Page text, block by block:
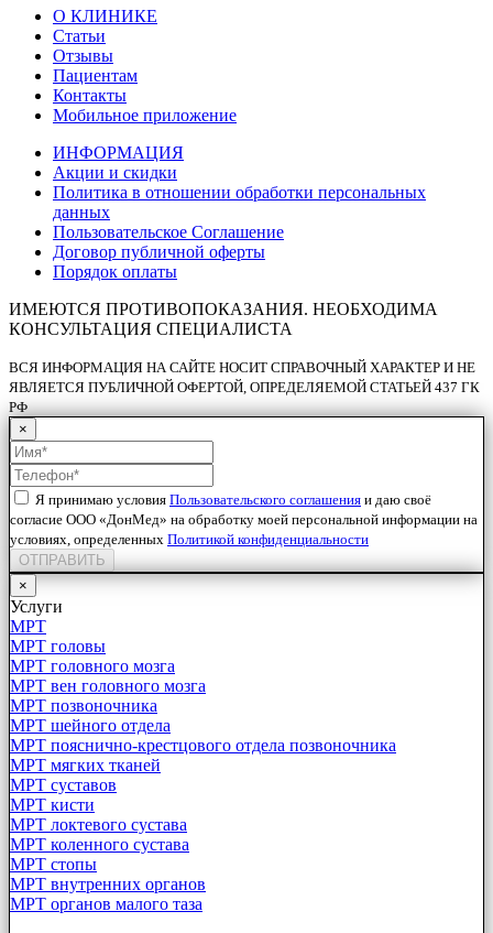
О КЛИНИКЕ
Статьи
Отзывы
Пациентам
Контакты
Мобильное приложение
ИНФОРМАЦИЯ
Акции и скидки
Политика в отношении обработки персональных
данных
Пользовательское Соглашение
Договор публичной оферты
Порядок оплаты
ИМЕЮТСЯ ПРОТИВОПОКАЗАНИЯ. НЕОБХОДИМА
КОНСУЛЬТАЦИЯ СПЕЦИАЛИСТА
ВСЯ ИНФОРМАЦИЯ НА САЙТЕ НОСИТ СПРАВОЧНЫЙ ХАРАКТЕР И НЕ
ЯВЛЯЕТСЯ ПУБЛИЧНОЙ ОФЕРТОЙ, ОПРЕДЕЛЯЕМОЙ СТАТЬЕЙ 437 ГК
РФ
×
Я принимаю условия Пользовательского соглашения и даю своё
согласие ООО «ДонМед» на обработку моей персональной информации на
условиях, определенных Политикой конфиденциальности
ОТПРАВИТЬ
×
Услуги
МРТ
МРТ головы
МРТ головного мозга
МРТ вен головного мозга
МРТ позвоночника
МРТ шейного отдела
МРТ пояснично-крестцового отдела позвоночника
МРТ мягких тканей
МРТ суставов
МРТ кисти
МРТ локтевого сустава
МРТ коленного сустава
МРТ стопы
МРТ внутренних органов
МРТ органов малого таза